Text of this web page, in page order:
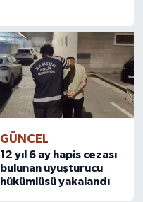
GÜNCEL
12 yıl 6 ay hapis cezası
bulunan uyuşturucu
hükümlüsü yakalandı